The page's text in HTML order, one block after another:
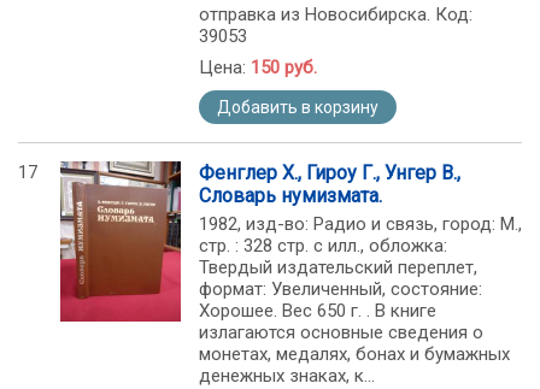
отправка из Новосибирска. Код:
39053
Цена: 150 руб.
Добавить в корзину
17
Фенглер Х., Гироу Г., Унгер В.,
Словарь нумизмата.
1982, изд-во: Радио и связь, город: М.,
стр. : 328 стр. с илл., обложка:
Твердый издательский переплет,
формат: Увеличенный, состояние:
Хорошее. Вес 650 г. . В книге
излагаются основные сведения о
монетах, медалях, бонах и бумажных
денежных знаках, к...